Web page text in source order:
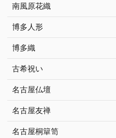
南風原花織
博多人形
博多織
古希祝い
名古屋仏壇
名古屋友禅
名古屋桐簞笥